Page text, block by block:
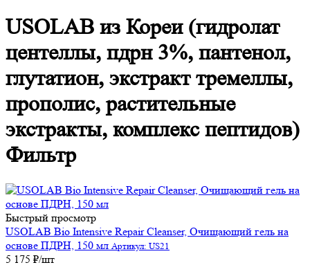
USOLAB из Кореи (гидролат
центеллы, пдрн 3%, пантенол,
глутатион, экстракт тремеллы,
прополис, растительные
экстракты, комплекс пептидов)
Фильтр
Быстрый просмотр
USOLAB Bio Intensive Repair Cleanser, Очищающий гель на
основе ПДРН, 150 мл Артикул: US21
5 175 ₽/шт